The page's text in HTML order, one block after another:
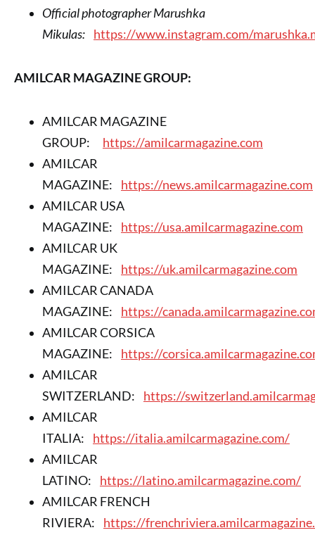
Official photographer Marushka
Mikulas:
https://www.instagram.com/
AMILCAR MAGAZINE GROUP:
AMILCAR MAGAZINE
GROUP: https://amilcarmagazine.com
AMILCAR
MAGAZINE: https://news.amilcarmagazine.com
AMILCAR USA
MAGAZINE: https://usa.amilcarmagazine.com
AMILCAR UK
MAGAZINE: https://uk.amilcarmagazine.com
AMILCAR CANADA
MAGAZINE: https://
AMILCAR CORSICA
MAGAZINE: https://
AMILCAR
SWITZERLAND: https://
AMILCAR
ITALIA: https://italia.amilcarmagazine.com/
AMILCAR
LATINO: https://latino.amilcarmagazine.com/
AMILCAR FRENCH
RIVIERA: https://